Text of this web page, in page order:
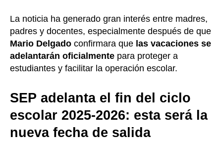
La noticia ha generado gran interés entre madres,
padres y docentes, especialmente después de que
Mario Delgado confirmara que las vacaciones se
adelantarán oficialmente para proteger a
estudiantes y facilitar la operación escolar.
SEP adelanta el fin del ciclo
escolar 2025-2026: esta será la
nueva fecha de salida